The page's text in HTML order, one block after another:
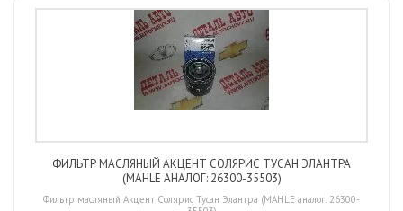
ФИЛЬТР МАСЛЯНЫЙ АКЦЕНТ СОЛЯРИС ТУСАН ЭЛАНТРА
(MAHLE АНАЛОГ: 26300-35503)
Фильтр масляный Акцент Солярис Тусан Элантра (MAHLE аналог: 26300-